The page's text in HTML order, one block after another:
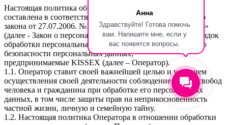
Анна
Здравствуйте! Готова помочь
вам. Напишите мне, если у
вас появятся вопросы.
Настоящая политика обработки персональных данных
составлена в соответствии с требованиями Федерального
закона от 27.07.2006. №152-ФЗ «О персональных данных»
(далее - Закон о персональных данных) и определяет порядок
обработки персональных данных и меры по обеспечению
безопасности персональных данных,
предпринимаемые KISSEX (далее – Оператор).
1.1. Оператор ставит своей важнейшей целью и условием
осуществления своей деятельности соблюдение прав и свобод
человека и гражданина при обработке его персональных
данных, в том числе защиты прав на неприкосновенность
частной жизни, личную и семейную тайну.
1.2. Настоящая политика Оператора в отношении обработки